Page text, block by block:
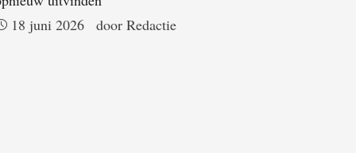
18 juni 2026
door Redactie